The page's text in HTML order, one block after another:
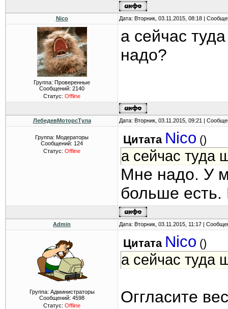
Nico Дата: Вторник, 03.11.2015, 08:18 |
Группа: Проверенные
Сообщений: 2140
Статус: Offline
а сейчас
надо?
ЛебедевМоторсТула Дата: Вторник, 03.11.2015, 09:21 |
Группа: Модераторы
Сообщений: 124
Статус: Offline
Цитата Nico ()
а сейчас туда
Мне надо. У
больше
Admin Дата: Вторник, 03.11.2015, 11:17 |
Группа: Администраторы
Сообщений: 4598
Статус: Offline
Цитата Nico ()
а сейчас туда
Оггласите